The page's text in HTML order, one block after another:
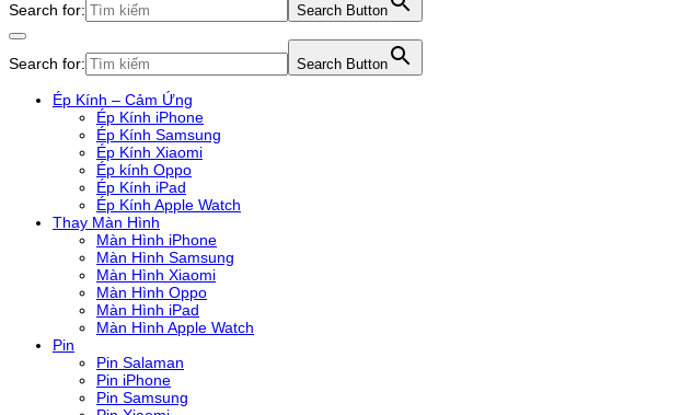
Search for: Search Button
Search for: Search Button
Ép Kính – Cảm Ứng
Ép Kính iPhone
Ép Kính Samsung
Ép Kính Xiaomi
Ép kính Oppo
Ép Kính iPad
Ép Kính Apple Watch
Thay Màn Hình
Màn Hình iPhone
Màn Hình Samsung
Màn Hình Xiaomi
Màn Hình Oppo
Màn Hình iPad
Màn Hình Apple Watch
Pin
Pin Salaman
Pin iPhone
Pin Samsung